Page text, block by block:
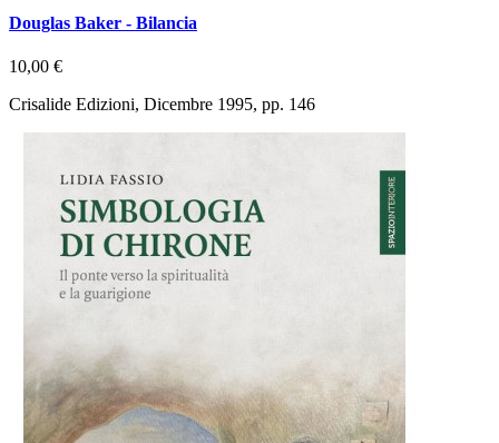
Douglas Baker - Bilancia
10,00 €
Crisalide Edizioni, Dicembre 1995, pp. 146